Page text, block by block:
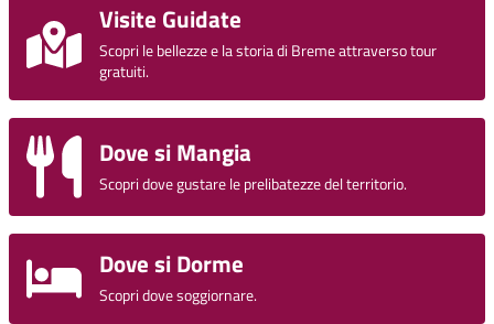
Visite Guidate
Scopri le bellezze e la storia di Breme attraverso tour
gratuiti.
Dove si Mangia
Scopri dove gustare le prelibatezze del territorio.
Dove si Dorme
Scopri dove soggiornare.